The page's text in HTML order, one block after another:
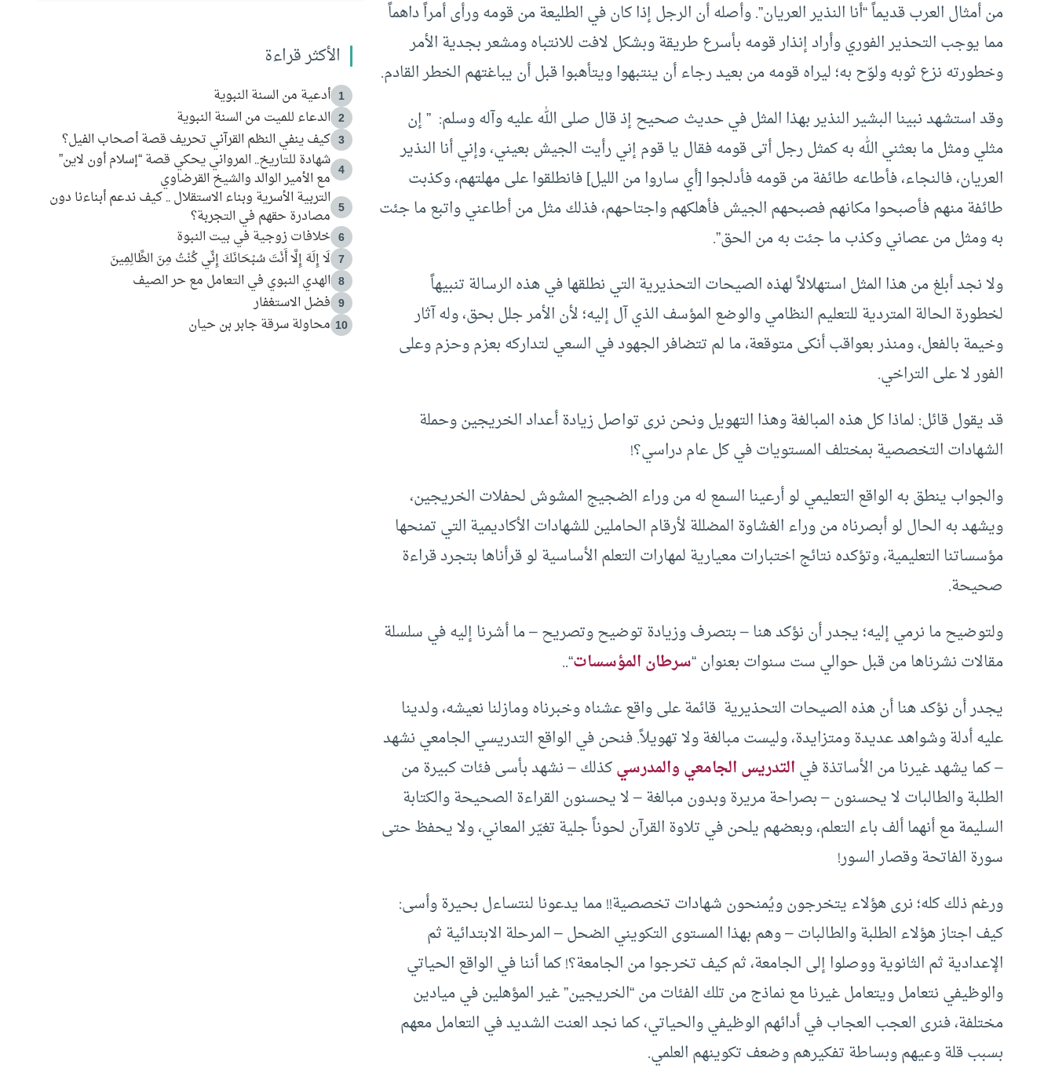
من أمثال العرب قديماً “أنا النذير العريان”. وأصله أن الرجل إذا كان في الطليعة من قومه ورأى أمراً داهماً
مما يوجب التحذير الفوري وأراد إنذار قومه بأسرع طريقة وبشكل لافت للانتباه ومشعر بجدية الأمر
وخطورته نزع ثوبه ولوّح به؛ ليراه قومه من بعيد رجاء أن ينتبهوا ويتأهبوا قبل أن يباغتهم الخطر القادم.
وقد استشهد نبينا البشير النذير بهذا المثل في حديث صحيح إذ قال صلى الله عليه وآله وسلم: ” إن
مثلي ومثل ما بعثني الله به كمثل رجل أتى قومه فقال يا قوم إني رأيت الجيش بعيني، وإني أنا النذير
العريان، فالنجاء، فأطاعه طائفة من قومه فأدلجوا [أي ساروا من الليل] فانطلقوا على مهلتهم، وكذبت
طائفة منهم فأصبحوا مكانهم فصبحهم الجيش فأهلكهم واجتاحهم، فذلك مثل من أطاعني واتبع ما جئت
به ومثل من عصاني وكذب ما جئت به من الحق”.
ولا نجد أبلغ من هذا المثل استهلالاً لهذه الصيحات التحذيرية التي نطلقها في هذه الرسالة تنبيهاً
لخطورة الحالة المتردية للتعليم النظامي والوضع المؤسف الذي آل إليه؛ لأن الأمر جلل بحق، وله آثار
وخيمة بالفعل، ومنذر بعواقب أنكى متوقعة، ما لم تتضافر الجهود في السعي لتداركه بعزم وحزم وعلى
الفور لا على التراخي.
قد يقول قائل: لماذا كل هذه المبالغة وهذا التهويل ونحن نرى تواصل زيادة أعداد الخريجين وحملة
الشهادات التخصصية بمختلف المستويات في كل عام دراسي؟!
والجواب ينطق به الواقع التعليمي لو أرعينا السمع له من وراء الضجيج المشوش لحفلات الخريجين،
ويشهد به الحال لو أبصرناه من وراء الغشاوة المضللة لأرقام الحاملين للشهادات الأكاديمية التي تمنحها
مؤسساتنا التعليمية، وتؤكده نتائج اختبارات معيارية لمهارات التعلم الأساسية لو قرأناها بتجرد قراءة
صحيحة.
ولتوضيح ما نرمي إليه؛ يجدر أن نؤكد هنا – بتصرف وزيادة توضيح وتصريح – ما أشرنا إليه في سلسلة
مقالات نشرناها من قبل حوالي ست سنوات بعنوان “سرطان المؤسسات“..
يجدر أن نؤكد هنا أن هذه الصيحات التحذيرية قائمة على واقع عشناه وخبرناه ومازلنا نعيشه، ولدينا
عليه أدلة وشواهد عديدة ومتزايدة، وليست مبالغة ولا تهويلاً. فنحن في الواقع التدريسي الجامعي نشهد
– كما يشهد غيرنا من الأساتذة فيالتدريس الجامعي والمدرسيكذلك – نشهد بأسى فئات كبيرة من
الطلبة والطالبات لا يحسنون – بصراحة مريرة وبدون مبالغة – لا يحسنون القراءة الصحيحة والكتابة
السليمة مع أنهما ألف باء التعلم، وبعضهم يلحن في تلاوة القرآن لحوناً جلية تغيّر المعاني، ولا يحفظ حتى
سورة الفاتحة وقصار السور!
ورغم ذلك كله؛ نرى هؤلاء يتخرجون ويُمنحون شهادات تخصصية!! مما يدعونا لنتساءل بحيرة وأسى:
كيف اجتاز هؤلاء الطلبة والطالبات – وهم بهذا المستوى التكويني الضحل – المرحلة الابتدائية ثم
الإعدادية ثم الثانوية ووصلوا إلى الجامعة، ثم كيف تخرجوا من الجامعة؟! كما أننا في الواقع الحياتي
والوظيفي نتعامل ويتعامل غيرنا مع نماذج من تلك الفئات من “الخريجين” غير المؤهلين في ميادين
مختلفة، فنرى العجب العجاب في أدائهم الوظيفي والحياتي، كما نجد العنت الشديد في التعامل معهم
بسبب قلة وعيهم وبساطة تفكيرهم وضعف تكوينهم العلمي.
الأكثر قراءة
1 أدعية من السنة النبوية
2 الدعاء للميت من السنة النبوية
3 كيف ينفي النظم القرآني تحريف قصة أصحاب الفيل؟
4
شهادة للتاريخ.. المرواني يحكي قصة “إسلام أون لاين”
مع الأمير الوالد والشيخ القرضاوي
5
التربية الأسرية وبناء الاستقلال .. كيف ندعم أبناءنا دون
مصادرة حقهم في التجربة؟
6 خلافات زوجية في بيت النبوة
7 لَا إِلَهَ إِلَّا أَنْتَ سُبْحَانَكَ إِنِّي كُنْتُ مِنَ الظَّالِمِينَ
8 الهدي النبوي في التعامل مع حر الصيف
9 فضل الاستغفار
10 محاولة سرقة جابر بن حيان